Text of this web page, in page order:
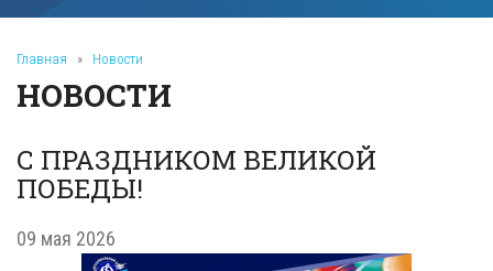
Главная » Новости
НОВОСТИ
С ПРАЗДНИКОМ ВЕЛИКОЙ
ПОБЕДЫ!
09 мая 2026